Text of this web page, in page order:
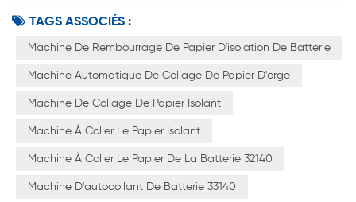
TAGS ASSOCIÉS :
Machine De Rembourrage De Papier D'isolation De Batterie
Machine Automatique De Collage De Papier D'orge
Machine De Collage De Papier Isolant
Machine À Coller Le Papier Isolant
Machine À Coller Le Papier De La Batterie 32140
Machine D'autocollant De Batterie 33140